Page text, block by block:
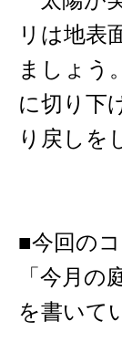
リは地表
ましょう
に切り下
り戻しを
■今回の
「今月
を書いて